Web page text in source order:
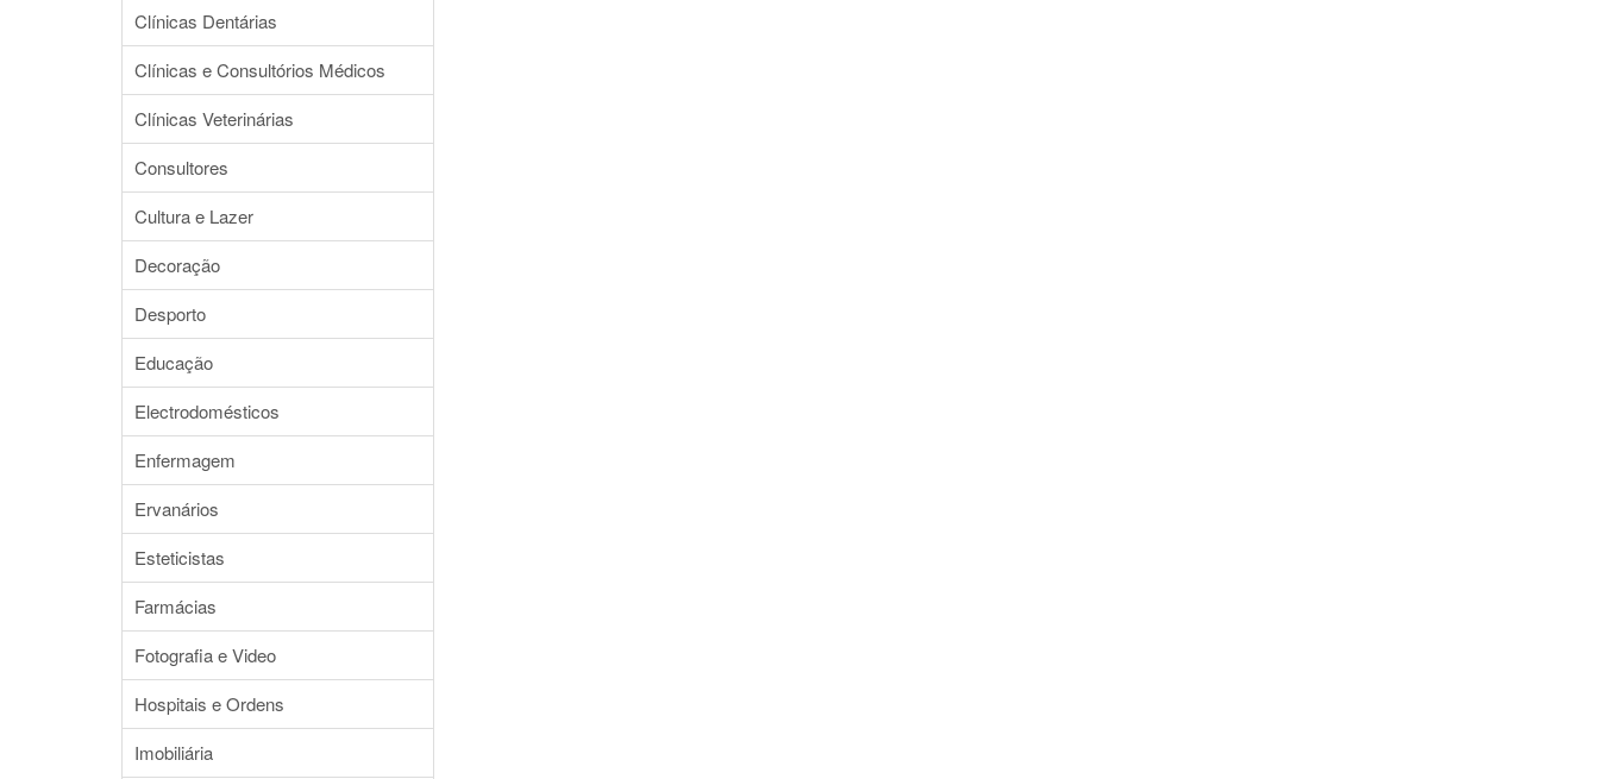
Clínicas Dentárias
Clínicas e Consultórios Médicos
Clínicas Veterinárias
Consultores
Cultura e Lazer
Decoração
Desporto
Educação
Electrodomésticos
Enfermagem
Ervanários
Esteticistas
Farmácias
Fotografia e Video
Hospitais e Ordens
Imobiliária